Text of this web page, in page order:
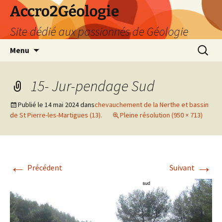
Accro2Géologie
Site dédié aux passionnés de Géologie
Menu
15- Jur-pendage Sud
Publié le 14 mai 2024danschevauchement de la Nerthe et bassin
de St Pierre-les-Martigues (13).
Pleine résolution (950 × 713)
← Précédent Suivant →